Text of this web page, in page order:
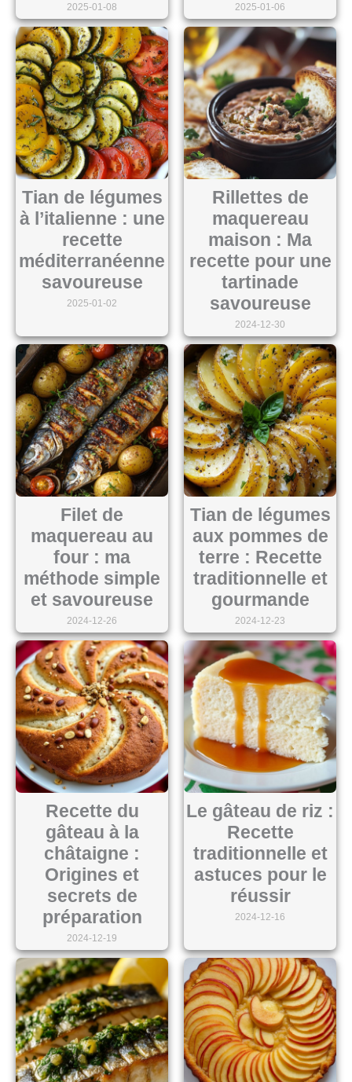
2025-01-08 2025-01-06
Tian de légumes
à l’italienne : une
recette
méditerranéenne
savoureuse
2025-01-02
Rillettes de
maquereau
maison : Ma
recette pour une
tartinade
savoureuse
2024-12-30
Filet de
maquereau au
four : ma
méthode simple
et savoureuse
2024-12-26
Tian de légumes
aux pommes de
terre : Recette
traditionnelle et
gourmande
2024-12-23
Recette du
gâteau à la
châtaigne :
Origines et
secrets de
préparation
2024-12-19
Le gâteau de riz :
Recette
traditionnelle et
astuces pour le
réussir
2024-12-16